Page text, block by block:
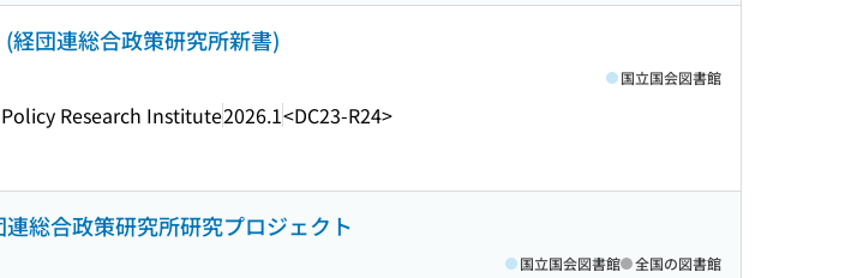
経団連総合政策研究所新書)
Research Institute2026.1<DC23-R24>
国立国会図書館
総合政策研究所研究プロジェクト
国立国会図書館 全国の図書館